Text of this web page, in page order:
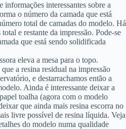
informações interessantes sobre a
o número da camada que está
total de camadas do modelo. Há
e restante da impressão. Pode-se
que está sendo solidificada
eleva a mesa para o topo.
a resina residual na impressão
e destarrachamos então a
Ainda é interessante deixar a
toalha (agora com o modelo
que ainda mais resina escorra no
livre possível de resina líquida. Veja
do modelo numa qualidade